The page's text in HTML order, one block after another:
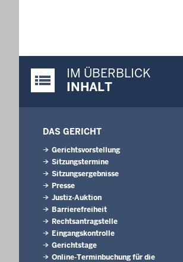
Justiz-Portal im Überblick:
IM ÜBERBLICK
INHALT
DAS GERICHT
Gerichtsvorstellung
Sitzungstermine
Sitzungsergebnisse
Presse
Justiz-Auktion
Barrierefreiheit
Rechtsantragstelle
Eingangskontrolle
Gerichtstage
Online-Terminbuchung für die